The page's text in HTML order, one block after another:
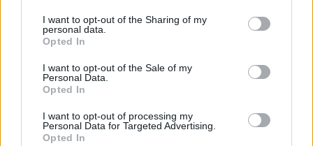
I want to opt-out of the Sharing of my
personal data.
Opted In
I want to opt-out of the Sale of my
Personal Data.
Opted In
I want to opt-out of processing my
Personal Data for Targeted Advertising.
Opted In
Comentari: